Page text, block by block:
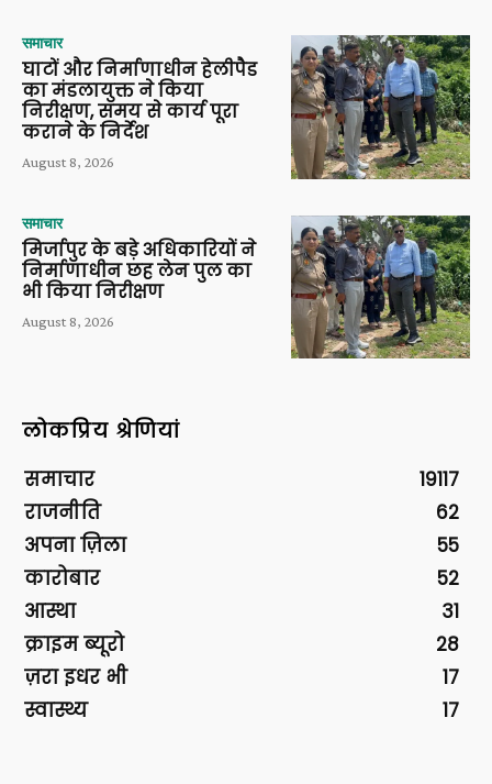
समाचार
घाटों और निर्माणाधीन हेलीपैड
का मंडलायुक्त ने किया
निरीक्षण, समय से कार्य पूरा
कराने के निर्देश
August 8, 2026
समाचार
मिर्जापुर के बड़े अधिकारियों ने
निर्माणाधीन छह लेन पुल का
भी किया निरीक्षण
August 8, 2026
लोकप्रिय श्रेणियां
समाचार
19117
राजनीति
62
अपना ज़िला
55
कारोबार
52
आस्था
31
क्राइम ब्यूरो
28
ज़रा इधर भी
17
स्वास्थ्य
17